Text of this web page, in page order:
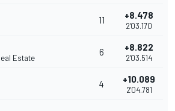
11 +8.478
2'03.170
Estate
6 +8.822
2'03.514
4 +10.089
2'04.781